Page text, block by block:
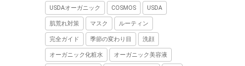
USDAオーガニック COSMOS USDA
肌荒れ対策 マスク ルーティン
完全ガイド 季節の変わり目 洗顔
オーガニック化粧水 オーガニック美容液